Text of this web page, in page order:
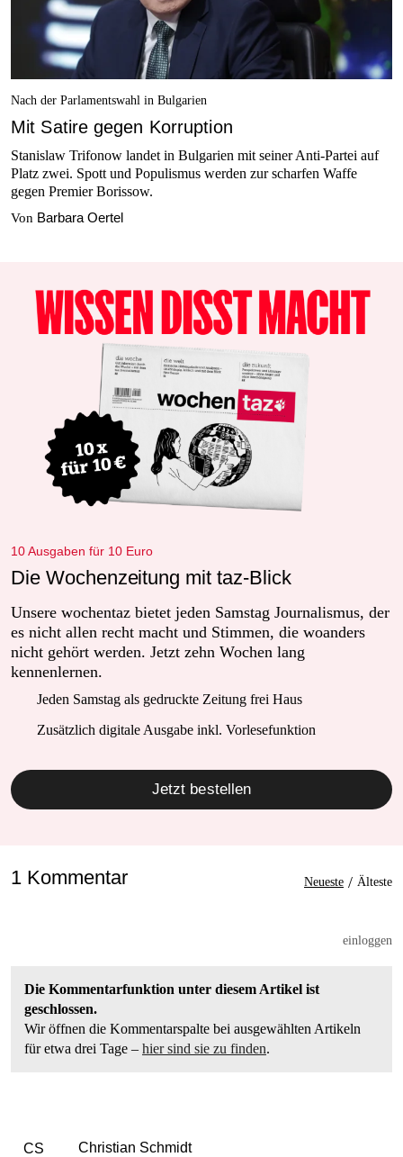
Nach der Parlamentswahl in Bulgarien
Mit Satire gegen Korruption
Stanislaw Trifonow landet in Bulgarien mit seiner Anti-Partei auf
Platz zwei. Spott und Populismus werden zur scharfen Waffe
gegen Premier Borissow.
Von Barbara Oertel
10 Ausgaben für 10 Euro
Die Wochenzeitung mit taz-Blick
Unsere wochentaz bietet jeden Samstag Journalismus, der
es nicht allen recht macht und Stimmen, die woanders
nicht gehört werden. Jetzt zehn Wochen lang
kennenlernen.
Jeden Samstag als gedruckte Zeitung frei Haus
Zusätzlich digitale Ausgabe inkl. Vorlesefunktion
Jetzt bestellen
1 Kommentar Neueste / Älteste
Die Kommentarfunktion unter diesem Artikel ist
geschlossen.
Wir öffnen die Kommentarspalte bei ausgewählten Artikeln
für etwa drei Tage – hier sind sie zu finden.
einloggen
CS Christian Schmidt